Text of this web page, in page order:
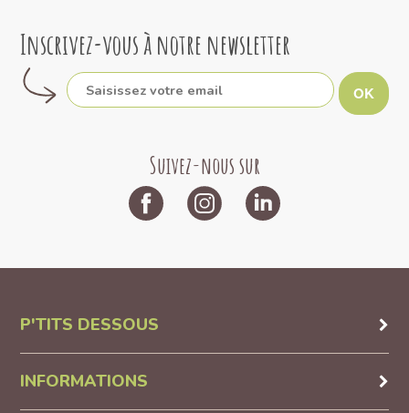
Inscrivez-vous à notre newsletter
OK
Suivez-nous sur
P'TITS DESSOUS
INFORMATIONS